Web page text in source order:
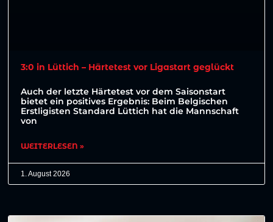
3:0 in Lüttich – Härtetest vor Ligastart geglückt
Auch der letzte Härtetest vor dem Saisonstart
bietet ein positives Ergebnis: Beim Belgischen
Erstligisten Standard Lüttich hat die Mannschaft
von
WEITERLESEN »
1. August 2026